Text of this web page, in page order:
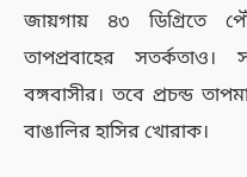
জায়গায় ৪৩ ডিগ্রিতে
তাপপ্রবাহের সতর্কতাও।
বঙ্গবাসীর। তবে প্রচন্ড
বাঙালির হাসির খোরাক।